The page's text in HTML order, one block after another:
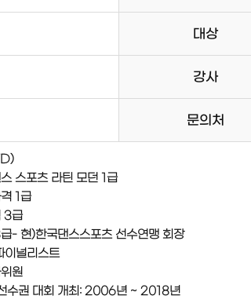
대상
강사
문의처
스포츠 라틴 모던 1급
1급
3급
- 현)한국댄스스포츠 선수연맹 회장
이널리스트
원
수권 대회 개최: 2006년 ~ 2018년